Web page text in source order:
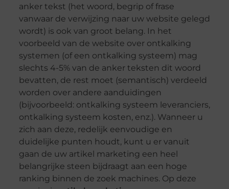
anker tekst (het woord, begrip of frase
vanwaar de verwijzing naar uw website gelegd
wordt) is ook van groot belang. In het
voorbeeld van de website over ontkalking
systemen (of een ontkalking systeem) mag
slechts 4-5% van de anker teksten dit woord
bevatten, de rest moet (semantisch) verdeeld
worden over andere aanduidingen
(bijvoorbeeld: ontkalking systeem leveranciers,
ontkalking systeem kosten, enz.). Wanneer u
zich aan deze, redelijk eenvoudige en
duidelijke punten houdt, kunt u er vanuit
gaan de uw artikel marketing een heel
belangrijke steen bijdraagt aan een hoge
ranking binnen de zoek machines. Op deze